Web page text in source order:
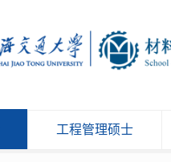
工程管理硕士